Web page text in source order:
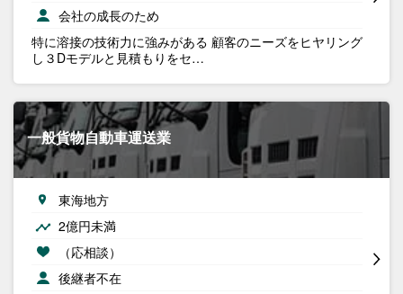
会社の成長のため
特に溶接の技術力に強みがある 顧客のニーズをヒヤリング
し３Dモデルと見積もりをセ…
一般貨物自動車運送業
東海地方
2億円未満
（応相談）
後継者不在